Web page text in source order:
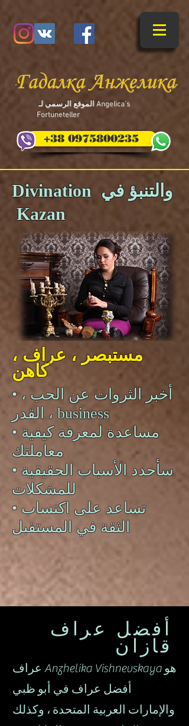
+38 0975800235
​ الموقع الرسمي لـ Angelica's
Fortuneteller
Divination والتنبؤ في
Kazan
مستبصر ، عراف ،
كاهن
• أخبر الثروات عن الحب ،
القدر ، business
• مساعدة لمعرفة كيفية
• سأحدد الأسباب الحقيقية
• تساعد على اكتساب
الثقة في المستقبل
أفضل عراف
قازان
عراف Anzhelika Vishnevskaya هو
أفضل عراف في أبو ظبي
والإمارات العربية المتحدة ، وكذلك